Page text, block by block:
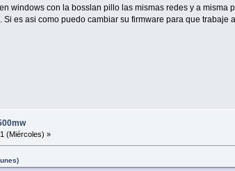
windows con la bosslan pillo las mismas redes y a
Si es asi como puedo cambiar su firmware para que
(Miércoles) »